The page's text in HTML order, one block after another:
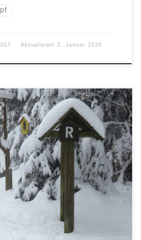
Aktualisiert 2. Januar 2026